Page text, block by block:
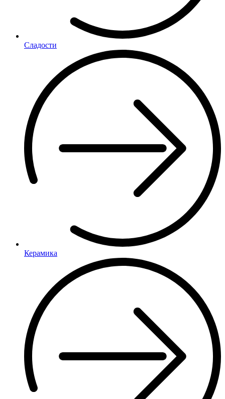
Сладости
Керамика